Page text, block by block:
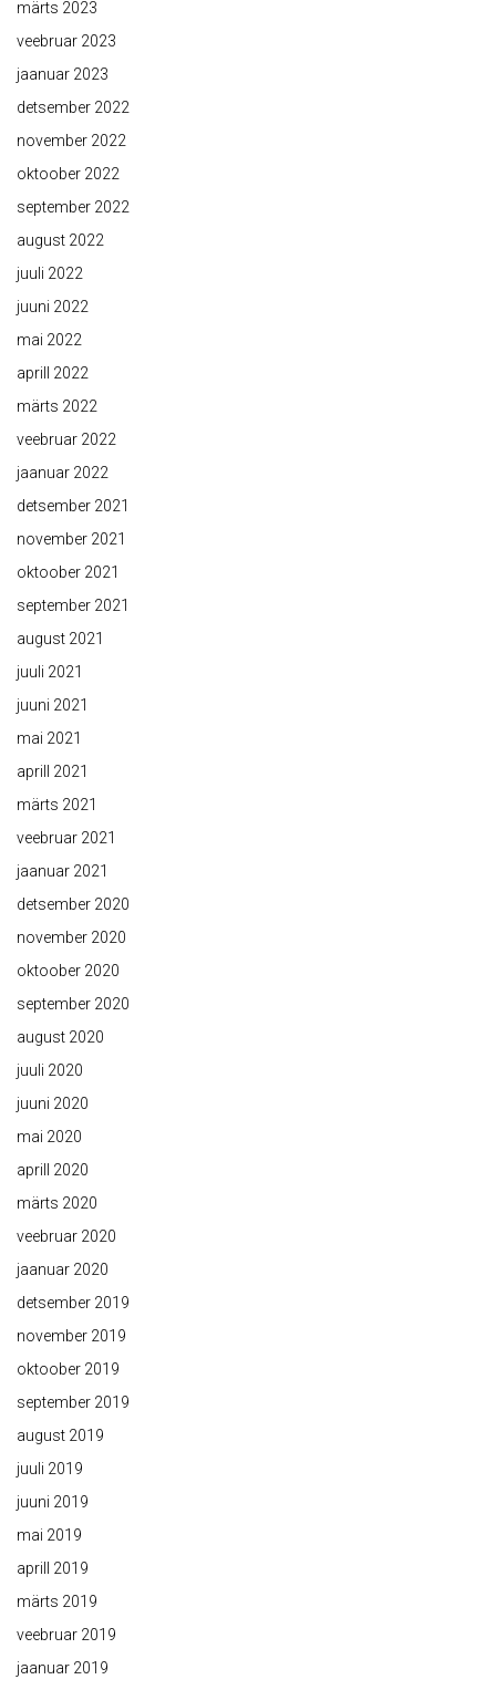
märts 2023
veebruar 2023
jaanuar 2023
detsember 2022
november 2022
oktoober 2022
september 2022
august 2022
juuli 2022
juuni 2022
mai 2022
aprill 2022
märts 2022
veebruar 2022
jaanuar 2022
detsember 2021
november 2021
oktoober 2021
september 2021
august 2021
juuli 2021
juuni 2021
mai 2021
aprill 2021
märts 2021
veebruar 2021
jaanuar 2021
detsember 2020
november 2020
oktoober 2020
september 2020
august 2020
juuli 2020
juuni 2020
mai 2020
aprill 2020
märts 2020
veebruar 2020
jaanuar 2020
detsember 2019
november 2019
oktoober 2019
september 2019
august 2019
juuli 2019
juuni 2019
mai 2019
aprill 2019
märts 2019
veebruar 2019
jaanuar 2019